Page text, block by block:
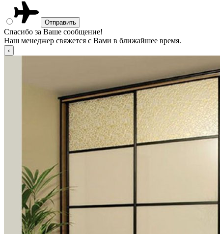
Спасибо за Ваше сообщение!
Наш менеджер свяжется с Вами в ближайшее время.